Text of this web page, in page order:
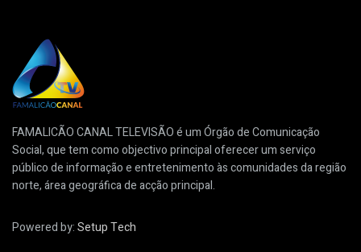
FAMALICÃO CANAL TELEVISÃO é um Órgão de Comunicação
Social, que tem como objectivo principal oferecer um serviço
público de informação e entretenimento às comunidades da região
norte, área geográfica de acção principal.
Powered by:Setup Tech